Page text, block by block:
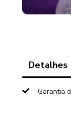
Detalhes
Garantia